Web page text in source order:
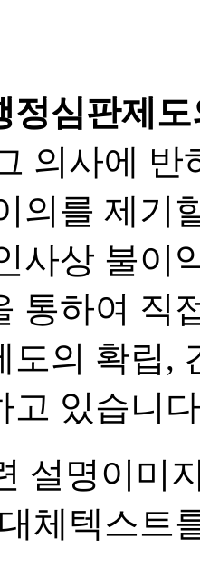
정심판제
의사에
의를 제기
사상 불이
통하여 직
도의 확립,
고 있습니